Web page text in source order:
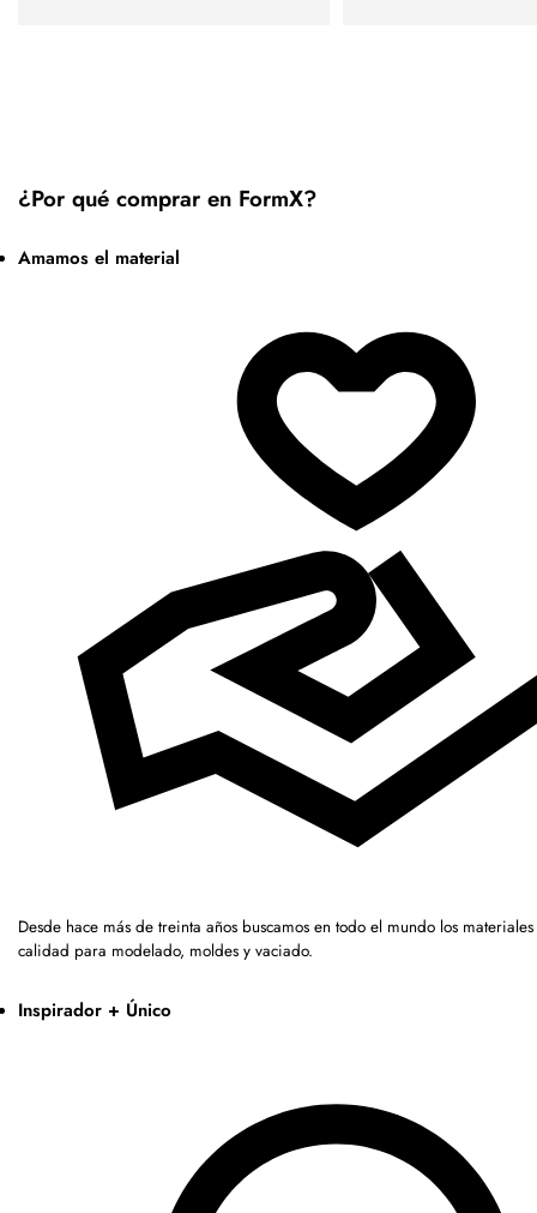
¿Por qué comprar en FormX?
Amamos el material
Desde hace más de treinta años buscamos en todo el mundo los
calidad para modelado, moldes y vaciado.
Inspirador + Único